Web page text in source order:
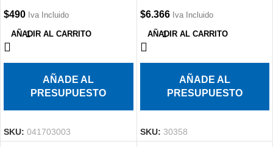
$490 Iva Incluido
AÑADIR AL CARRITO
AÑADE AL
PRESUPUESTO
SKU: 041703003
$6.366 Iva Incluido
AÑADIR AL CARRITO
AÑADE AL
PRESUPUESTO
SKU: 30358